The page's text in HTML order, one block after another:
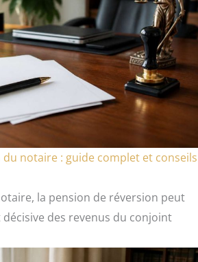
notaire : guide complet et conseils
la pension de réversion peut
des revenus du conjoint